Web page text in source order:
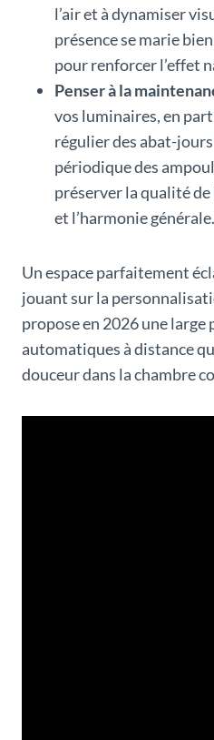
l’air et à dynamiser
présence se marie
pour renforcer l’effet
Penser à la
vos luminaires, en
régulier des abat-
périodique des
préserver la qualité
et l’harmonie générale.
Un espace parfaitement
jouant sur la
propose en 2026 une large
automatiques à distance
douceur dans la chambre